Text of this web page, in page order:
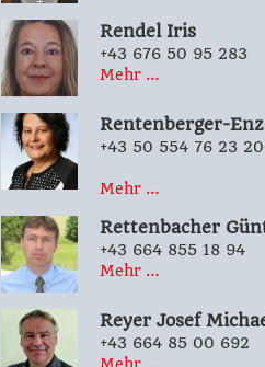
Rendel Iris
+43 676 50 95 283
Mehr …
Rentenberger-
+43 50 554 76 23
Mehr …
Rettenbacher
+43 664 855 18 94
Mehr …
Reyer Josef
+43 664 85 00 692